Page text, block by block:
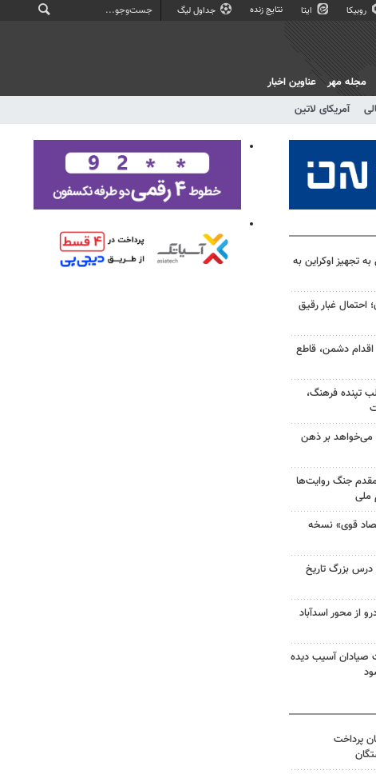
روبیکا ایتا نتایج زنده جداول لیگ
آمریکای لاتین
مجله مهر عناوین اخبار
تجهیز اوکراین به
احتمال غبار رقیق
اقدام دشمن، قاطع
تپنده فرهنگ،
می‌خواهد بر ذهن
جنگ روایت‌ها
ملی
قوی» نسخه
بزرگ تاریخ
خودرو از محور اسدآباد
آسیب دیده
پرداخت